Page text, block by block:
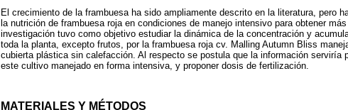
El crecimiento de la frambuesa ha sido ampliamente descrito en la literatura, pero
la nutrición de frambuesa roja en condiciones de manejo intensivo para obtener
investigación tuvo como objetivo estudiar la dinámica de la concentración y
toda la planta, excepto frutos, por la frambuesa roja cv. Malling Autumn Bliss
cubierta plástica sin calefacción. Al respecto se postula que la información serviría
este cultivo manejado en forma intensiva, y proponer dosis de fertilización.
MATERIALES Y MÉTODOS